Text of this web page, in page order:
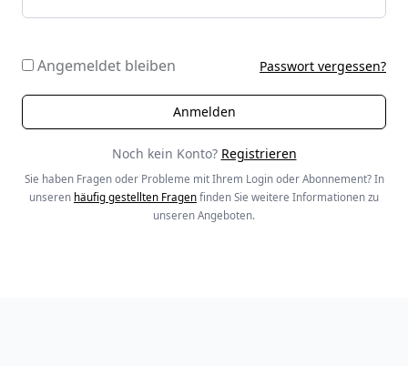
Angemeldet bleiben Passwort vergessen?
Noch kein Konto? Registrieren
Sie haben Fragen oder Probleme mit Ihrem Login oder Abonnement? In
unseren häufig gestellten Fragen finden Sie weitere Informationen zu
unseren Angeboten.